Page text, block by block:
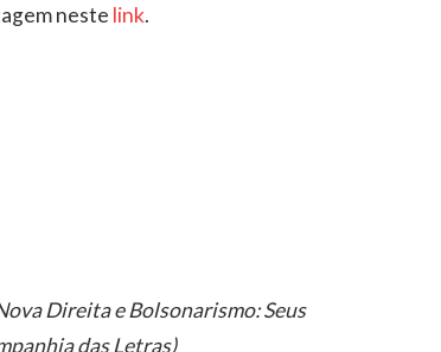
neste link.
Direita e Bolsonarismo: Seus
das Letras)